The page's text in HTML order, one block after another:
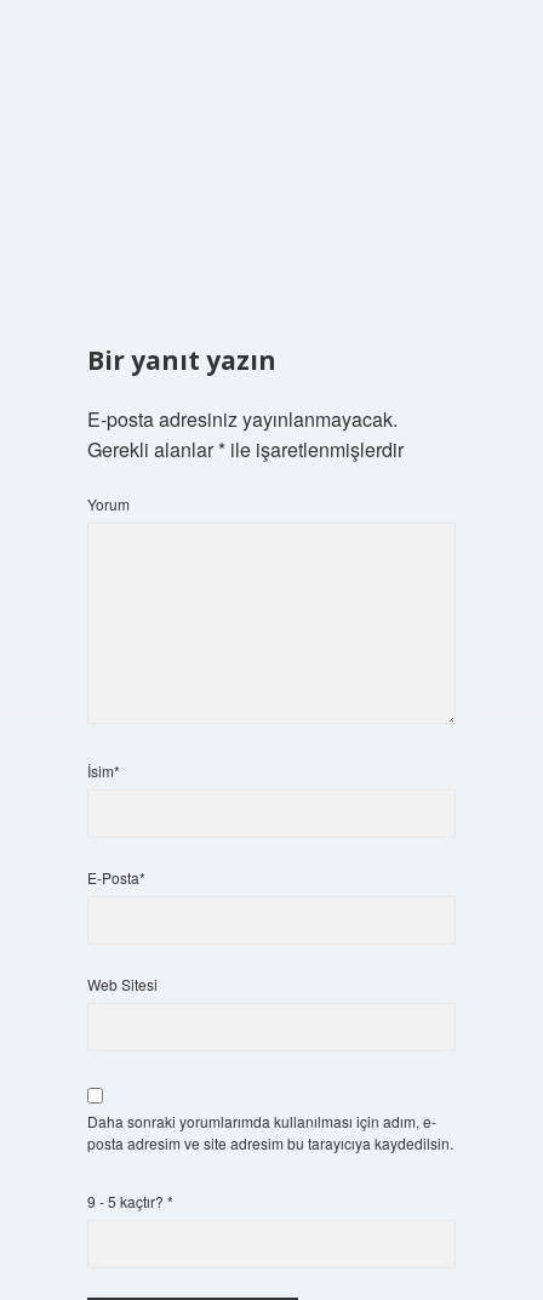
Bir yanıt yazın
E-posta adresiniz yayınlanmayacak.
Gerekli alanlar*ile işaretlenmişlerdir
Yorum
İsim*
E-Posta*
Web Sitesi
Daha sonraki yorumlarımda kullanılması için adım, e-
posta adresim ve site adresim bu tarayıcıya kaydedilsin.
9 - 5 kaçtır? *